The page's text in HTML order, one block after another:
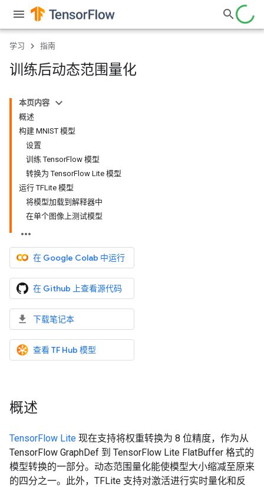
学习 指南
训练后动态范围量化
本页内容
概述
构建 MNIST 模型
设置
训练 TensorFlow 模型
转换为 TensorFlow Lite 模型
运行 TFLite 模型
将模型加载到解释器中
在单个图像上测试模型
在 Google Colab 中运行
在 Github 上查看源代码
下载笔记本
查看 TF Hub 模型
概述
TensorFlow Lite 现在支持将权重转换为 8 位精度，作为从
TensorFlow GraphDef 到 TensorFlow Lite FlatBuffer 格式的
模型转换的一部分。动态范围量化能使模型大小缩减至原来
的四分之一。此外，TFLite 支持对激活进行实时量化和反